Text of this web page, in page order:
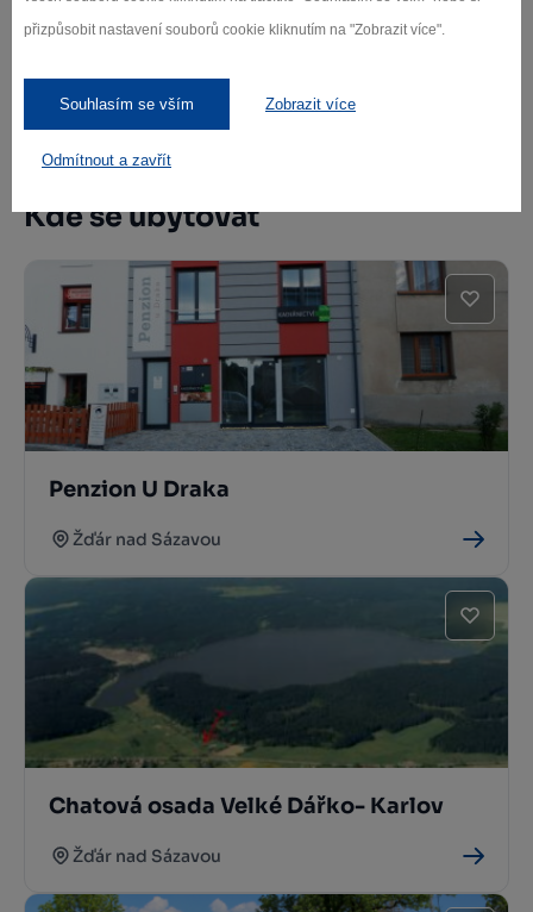
přizpůsobit nastavení souborů cookie kliknutím na "Zobrazit více".
Souhlasím se vším Zobrazit více
Odmítnout a zavřít
Žďár nad Sázavou
Další památky
Kde se ubytovat
Penzion U Draka
Žďár nad Sázavou
Chatová osada Velké Dářko- Karlov
Žďár nad Sázavou